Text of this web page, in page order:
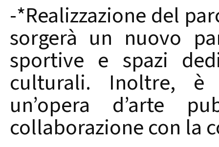
-*Realizzazione del
sorgerà un nuovo
sportive e spazi
culturali. Inoltre, è
un’opera d’arte
collaborazione con la